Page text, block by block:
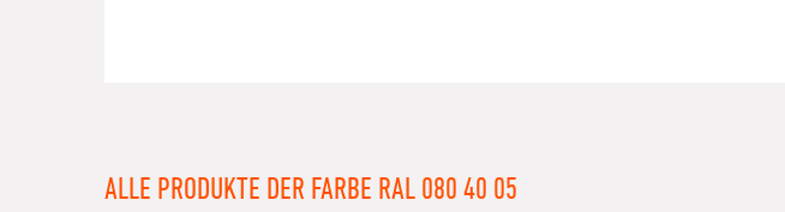
ALLE PRODUKTE DER FARBE RAL 080 40 05